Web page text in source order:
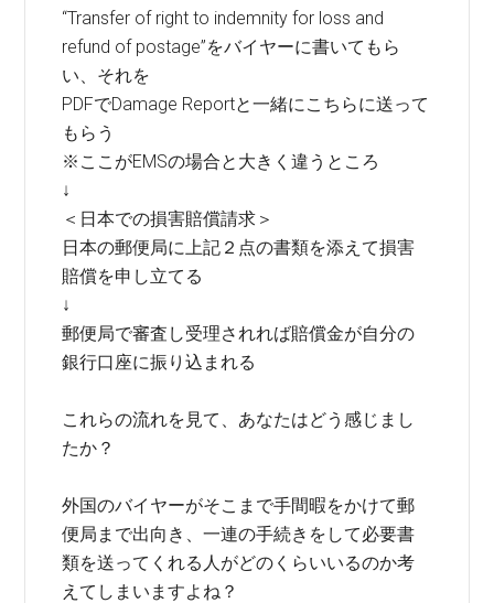
“Transfer of right to indemnity for loss and
refund of postage”をバイヤーに書いてもら
い、それを
PDFでDamage Reportと一緒にこちらに送って
もらう
※ここがEMSの場合と大きく違うところ
↓
＜日本での損害賠償請求＞
日本の郵便局に上記２点の書類を添えて損害
賠償を申し立てる
↓
郵便局で審査し受理されれば賠償金が自分の
銀行口座に振り込まれる
これらの流れを見て、あなたはどう感じまし
たか？
外国のバイヤーがそこまで手間暇をかけて郵
便局まで出向き、一連の手続きをして必要書
類を送ってくれる人がどのくらいいるのか考
えてしまいますよね？